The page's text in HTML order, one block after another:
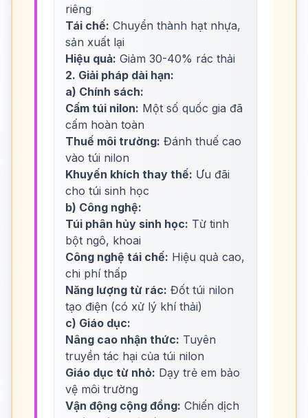
riêng
Tái chế: Chuyển thành hạt nhựa,
sản xuất lại
Hiệu quả: Giảm 30-40% rác thải
2. Giải pháp dài hạn:
a) Chính sách:
Cấm túi nilon: Một số quốc gia đã
cấm hoàn toàn
Thuế môi trường: Đánh thuế cao
vào túi nilon
Khuyến khích thay thế: Ưu đãi
cho túi sinh học
b) Công nghệ:
Túi phân hủy sinh học: Từ tinh
bột ngô, khoai
Công nghệ tái chế: Hiệu quả cao,
chi phí thấp
Năng lượng từ rác: Đốt túi nilon
tạo điện (có xử lý khí thải)
c) Giáo dục:
Nâng cao nhận thức: Tuyên
truyền tác hại của túi nilon
Giáo dục từ nhỏ: Dạy trẻ em bảo
vệ môi trường
Vận động cộng đồng: Chiến dịch